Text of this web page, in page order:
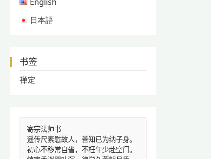
日本語
书签
禅定
寄宗法师书
遥传尺素慰故人，善知已为纳子身。
初心不移常自省，不枉年少赴空门。